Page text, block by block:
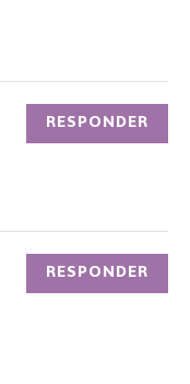
RESPONDER
RESPONDER